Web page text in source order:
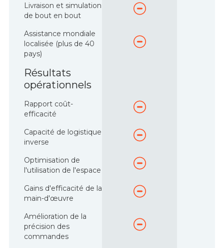
Livraison et simulation
de bout en bout
Assistance mondiale
localisée (plus de 40
pays)
Résultats
opérationnels
Rapport coût-
efficacité
Capacité de logistique
inverse
Optimisation de
l'utilisation de l'espace
Gains d'efficacité de la
main-d'œuvre
Amélioration de la
précision des
commandes